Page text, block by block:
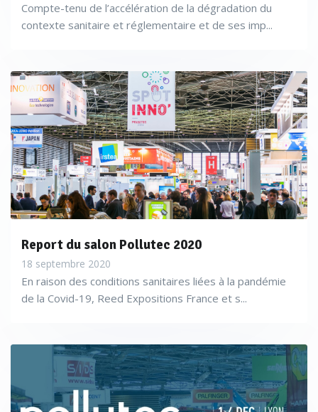
Compte-tenu de l’accélération de la dégradation du
contexte sanitaire et réglementaire et de ses imp...
Report du salon Pollutec 2020
18 septembre 2020
En raison des conditions sanitaires liées à la pandémie
de la Covid-19, Reed Expositions France et s...